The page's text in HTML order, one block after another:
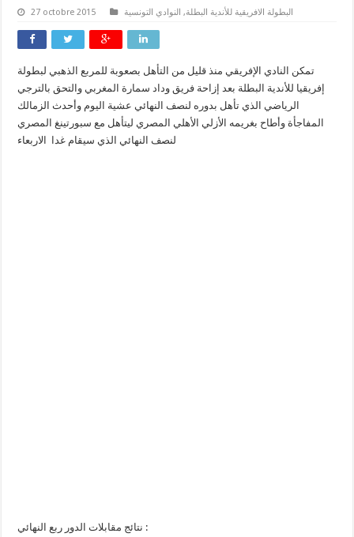
27 octobre 2015 البطولة الافريقية للأندية البطلة, النوادي التونسية
تمكن النادي الإفريقي منذ قليل من التأهل بصعوبة للمربع الذهبي لبطولة
إفريقيا للأندية البطلة بعد إزاحة فريق وداد سمارة المغربي والتحق بالترجي
الرياضي الذي تأهل بدوره لنصف النهائي عشية اليوم وأحدث الزمالك
المفاجأة وأطاح بغريمه الأزلي الأهلي المصري ليتأهل مع سبورتينغ المصري
لنصف النهائي الذي سيقام غدا الاربعاء
نتائج مقابلات الدور ربع النهائي :